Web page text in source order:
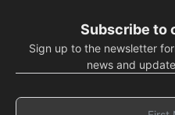
Subscribe to
Sign up to the newsletter
news and